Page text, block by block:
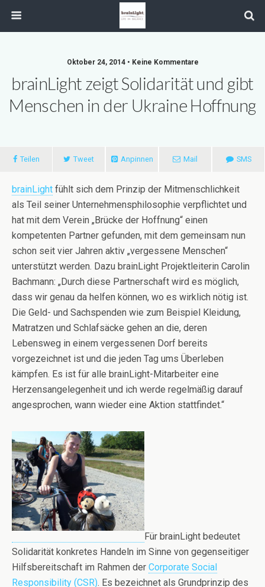
Oktober 24, 2014 • Keine Kommentare
brainLight zeigt Solidarität und gibt
Menschen in der Ukraine Hoffnung
Teilen Tweet Anpinnen Mail SMS
brainLight fühlt sich dem Prinzip der Mitmenschlichkeit
als Teil seiner Unternehmensphilosophie verpflichtet und
hat mit dem Verein „Brücke der Hoffnung“ einen
kompetenten Partner gefunden, mit dem gemeinsam nun
schon seit vier Jahren aktiv „vergessene Menschen“
unterstützt werden. Dazu brainLight Projektleiterin Carolin
Bachmann: „Durch diese Partnerschaft wird es möglich,
dass wir genau da helfen können, wo es wirklich nötig ist.
Die Geld- und Sachspenden wie zum Beispiel Kleidung,
Matratzen und Schlafsäcke gehen an die, deren
Lebensweg in einem vergessenen Dorf bereits
vorgezeichnet ist und die jeden Tag ums Überleben
kämpfen. Es ist für alle brainLight-Mitarbeiter eine
Herzensangelegenheit und ich werde regelmäßig darauf
angesprochen, wann wieder eine Aktion stattfindet.“
Für brainLight bedeutet
Solidarität konkretes Handeln im Sinne von gegenseitiger
Hilfsbereitschaft im Rahmen der Corporate Social
Responsibility (CSR). Es bezeichnet als Grundprinzip des